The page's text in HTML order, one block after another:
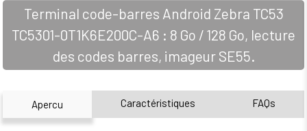
Terminal code-barres Android Zebra TC53
TC5301-0T1K6E200C-A6 : 8 Go / 128 Go, lecture
des codes barres, imageur SE55.
Apercu Caractéristiques FAQs